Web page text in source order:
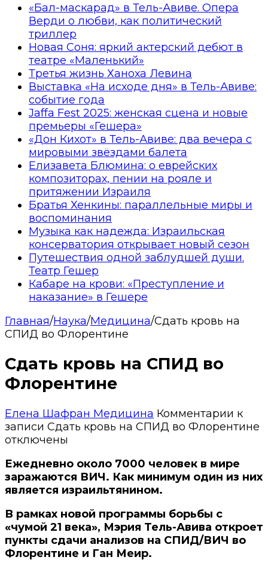
«Бал-маскарад» в Тель-Авиве. Опера
Верди о любви, как политический
триллер
Новая Соня: яркий актерский дебют в
театре «Маленький»
Третья жизнь Ханоха Левина
Выставка «На исходе дня» в Тель-Авиве:
событие года
Jaffa Fest 2025: женская сцена и новые
премьеры «Гешера»
«Дон Кихот» в Тель-Авиве: два вечера с
мировыми звёздами балета
Елизавета Блюмина: о еврейских
композиторах, пении на рояле и
притяжении Израиля
Братья Хенкины: параллельные миры и
воспоминания
Музыка как надежда: Израильская
консерватория открывает новый сезон
Путешествия одной заблудшей души.
Театр Гешер
Кабаре на крови: «Преступление и
наказание» в Гешере
Главная/Наука/Медицина/Сдать кровь на
СПИД во Флорентине
Сдать кровь на СПИД во
Флорентине
Елена Шафран Медицина Комментарии к
записи Сдать кровь на СПИД во Флорентине
отключены
Ежедневно около 7000 человек в мире
заражаются ВИЧ. Как минимум один из них
является израильтянином.
В рамках новой программы борьбы с
«чумой 21 века», Мэрия Тель-Авива откроет
пункты сдачи анализов на СПИД/ВИЧ во
Флорентине и Ган Меир.